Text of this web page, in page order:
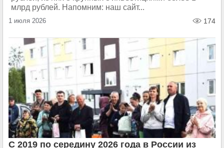
млрд рублей. Напомним: наш сайт...
1 июля 2026 174
С 2019 по середину 2026 года в России из